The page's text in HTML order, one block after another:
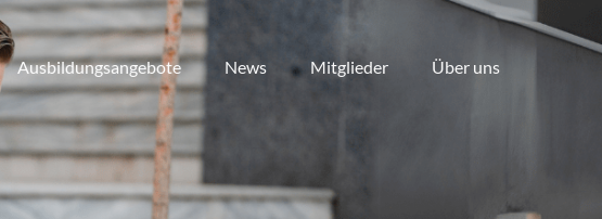
Ausbildungsangebote News Mitglieder Über uns